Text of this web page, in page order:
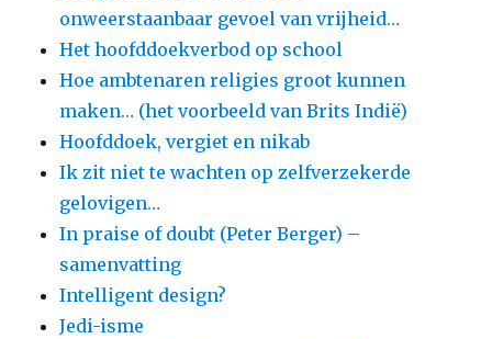
onweerstaanbaar gevoel van vrijheid…
Het hoofddoekverbod op school
Hoe ambtenaren religies groot kunnen
maken… (het voorbeeld van Brits Indië)
Hoofddoek, vergiet en nikab
Ik zit niet te wachten op zelfverzekerde
gelovigen…
In praise of doubt (Peter Berger) –
samenvatting
Intelligent design?
Jedi-isme